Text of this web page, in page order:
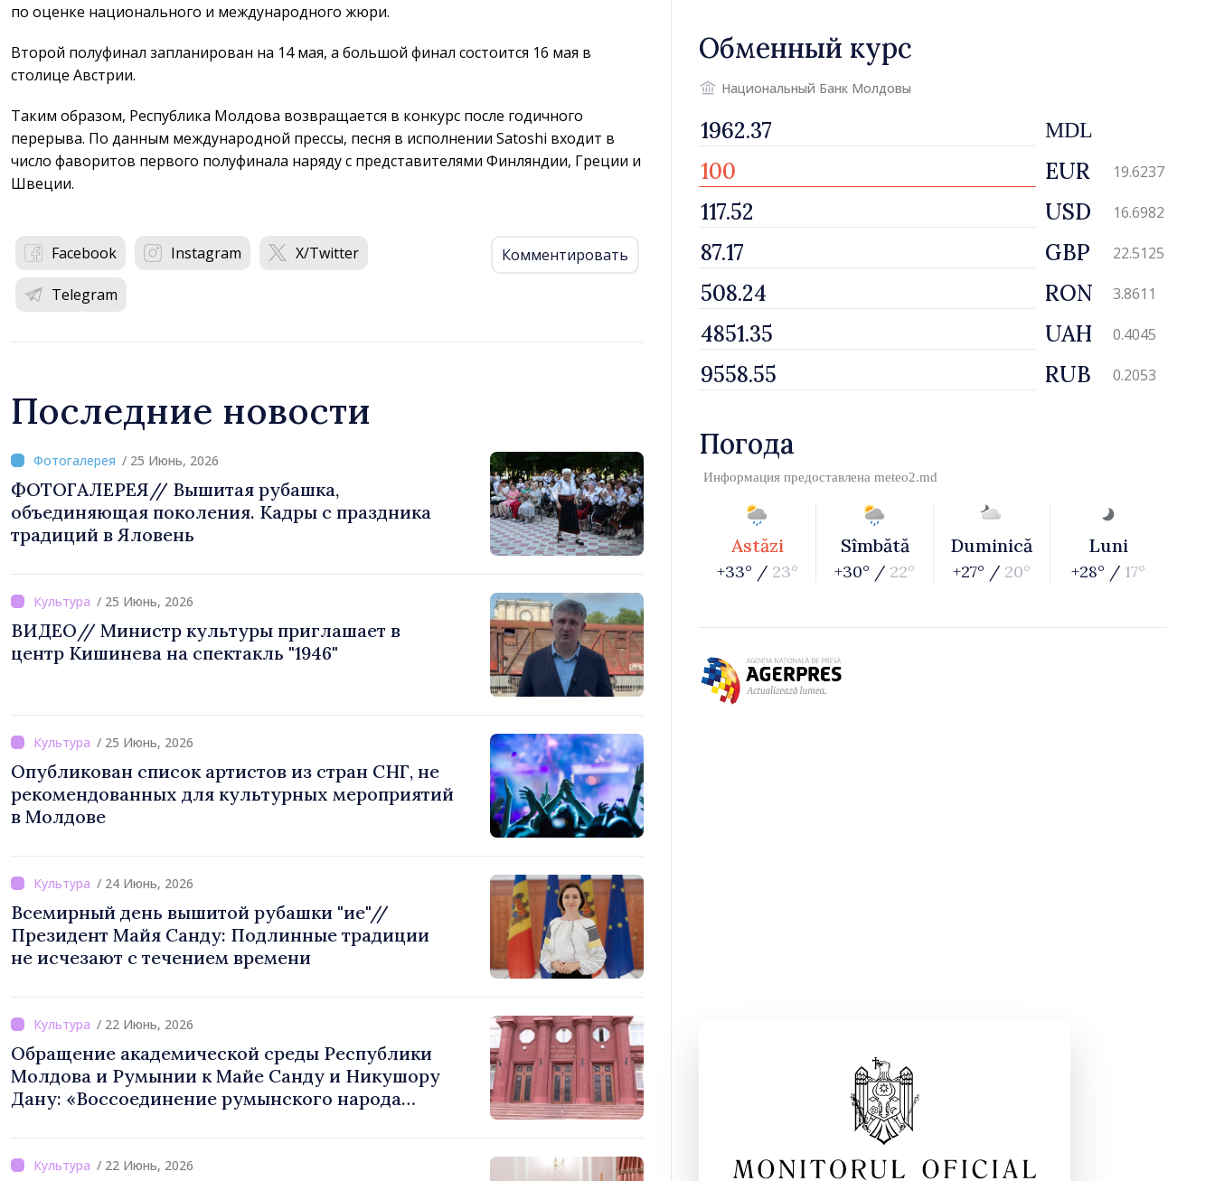
по оценке национального и международного жюри.
Второй полуфинал запланирован на 14 мая, а большой финал состоится 16 мая в
столице Австрии.
Таким образом, Республика Молдова возвращается в конкурс после годичного
перерыва. По данным международной прессы, песня в исполнении Satoshi входит в
число фаворитов первого полуфинала наряду с представителями Финляндии, Греции и
Швеции.
Facebook Instagram X/Twitter
Telegram
Комментировать
Последние новости
/ 25 Июнь, 2026
ФОТОГАЛЕРЕЯ// Вышитая рубашка,
объединяющая поколения. Кадры с праздника
традиций в Яловень
/ 25 Июнь, 2026
ВИДЕО// Министр культуры приглашает в
центр Кишинева на спектакль "1946"
/ 25 Июнь, 2026
Опубликован список артистов из стран СНГ, не
рекомендованных для культурных мероприятий
в Молдове
/ 24 Июнь, 2026
Всемирный день вышитой рубашки "ие"//
Президент Майя Санду: Подлинные традиции
не исчезают с течением времени
/ 22 Июнь, 2026
Обращение академической среды Республики
Молдова и Румынии к Майе Санду и Никушору
Дану: «Воссоединение румынского народа
/ 22 Июнь, 2026
Обменный курс
Национальный Банк Молдовы
MDL
EUR 19.6237
USD 16.6982
GBP 22.5125
RON 3.8611
UAH 0.4045
RUB 0.2053
Погода
Информация предоставлена meteo2.md
Astăzi
+33° / 23°
Sîmbătă
+30° / 22°
Duminică
+27° / 20°
Luni
+28° / 17°